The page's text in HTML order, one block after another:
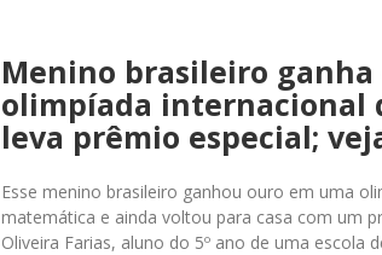
Menino brasileiro ganha
olimpíada internacional
leva prêmio especial;
Esse menino brasileiro ganhou ouro em uma
matemática e ainda voltou para casa com um
Oliveira Farias, aluno do 5º ano de uma escola